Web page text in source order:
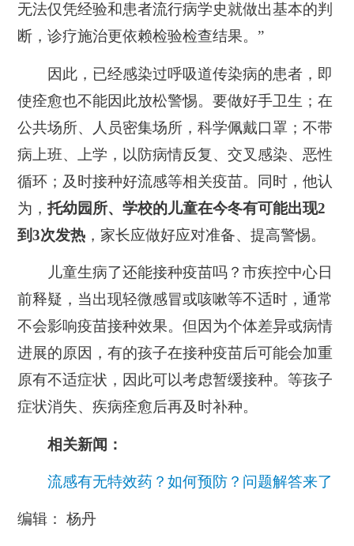
无法仅凭经验和患者流行病学史就做出基本的判
断，诊疗施治更依赖检验检查结果。”
因此，已经感染过呼吸道传染病的患者，即
使痊愈也不能因此放松警惕。要做好手卫生；在
公共场所、人员密集场所，科学佩戴口罩；不带
病上班、上学，以防病情反复、交叉感染、恶性
循环；及时接种好流感等相关疫苗。同时，他认
为，托幼园所、学校的儿童在今冬有可能出现2
到3次发热 ，家长应做好应对准备、提高警惕。
儿童生病了还能接种疫苗吗？市疾控中心日
前释疑，当出现轻微感冒或咳嗽等不适时，通常
不会影响疫苗接种效果。但因为个体差异或病情
进展的原因，有的孩子在接种疫苗后可能会加重
原有不适症状，因此可以考虑暂缓接种。等孩子
症状消失、疾病痊愈后再及时补种。
相关新闻：
流感有无特效药？如何预防？问题解答来了
编辑： 杨丹